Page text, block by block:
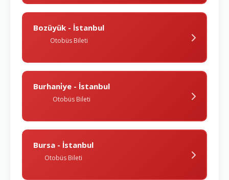
Bozüyük - İstanbul
Otobüs Bileti
Burhani̇ye - İstanbul
Otobüs Bileti
Bursa - İstanbul
Otobüs Bileti